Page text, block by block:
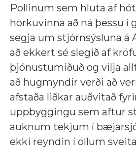
Pollinum sem hluta af
hörkuvinna að ná þessu í
segja um stjórnsýsluna á
að ekkert sé slegið af
þjónustumiðuð og vilja
að hugmyndir verði að
afstaða liðkar auðvitað
uppbyggingu sem aftur
auknum tekjum í
ekki reyndin í öllum